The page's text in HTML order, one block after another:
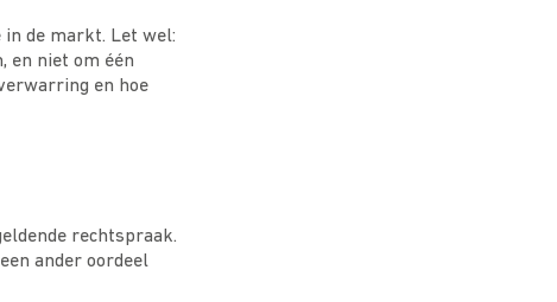
in de markt. Let wel:
en niet om één
en hoe
rechtspraak.
ander oordeel